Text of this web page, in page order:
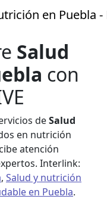
Salud
con
deSalud
en nutrición
atención
Interlink:
, Salud y nutrición
en Puebla.